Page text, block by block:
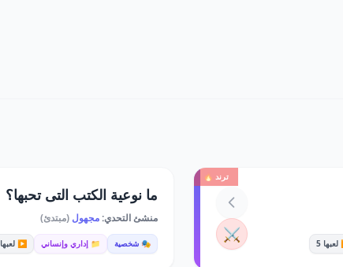
ترند 🔥
5
⚔️
ما نوعية الكتب التى تحبها؟
منشئ التحدي:مجهول (مبتدئ)
🎭 شخصية 📁 إداري وإنساني ▶️ لعبها 160